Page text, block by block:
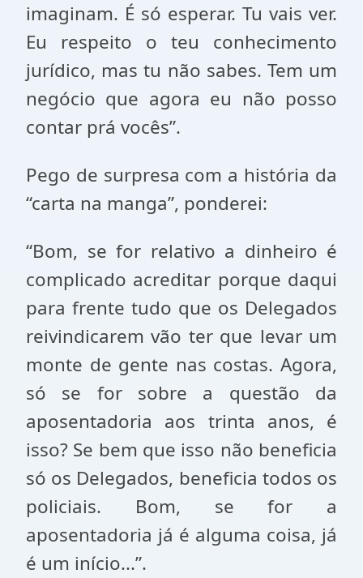
imaginam. É só esperar. Tu vais ver.
Eu respeito o teu conhecimento
jurídico, mas tu não sabes. Tem um
negócio que agora eu não posso
contar prá vocês”.
Pego de surpresa com a história da
“carta na manga”, ponderei:
“Bom, se for relativo a dinheiro é
complicado acreditar porque daqui
para frente tudo que os Delegados
reivindicarem vão ter que levar um
monte de gente nas costas. Agora,
só se for sobre a questão da
aposentadoria aos trinta anos, é
isso? Se bem que isso não beneficia
só os Delegados, beneficia todos os
policiais. Bom, se for a
aposentadoria já é alguma coisa, já
é um início...”.